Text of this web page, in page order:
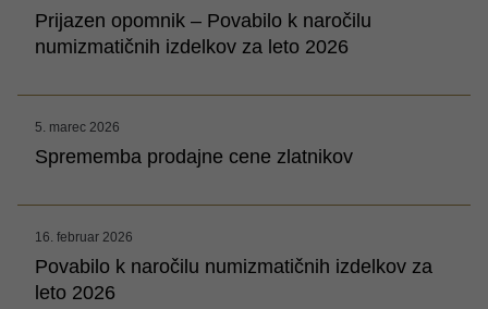
Prijazen opomnik – Povabilo k naročilu
numizmatičnih izdelkov za leto 2026
5. marec 2026
Sprememba prodajne cene zlatnikov
16. februar 2026
Povabilo k naročilu numizmatičnih izdelkov za
leto 2026